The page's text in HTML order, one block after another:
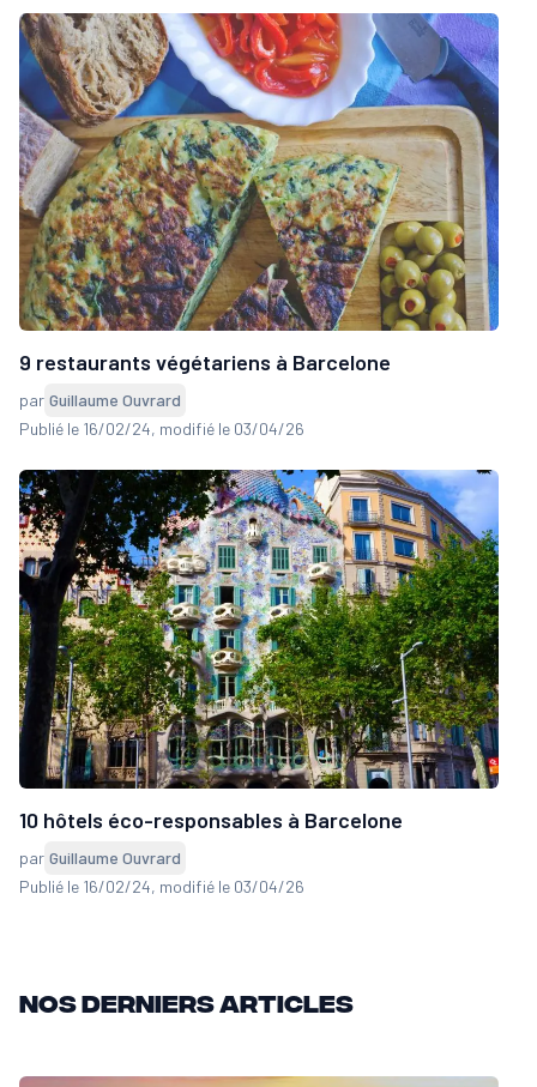
9 restaurants végétariens à Barcelone
par Guillaume Ouvrard
Publié le 16/02/24, modifié le 03/04/26
10 hôtels éco-responsables à Barcelone
par Guillaume Ouvrard
Publié le 16/02/24, modifié le 03/04/26
Nos derniers articles